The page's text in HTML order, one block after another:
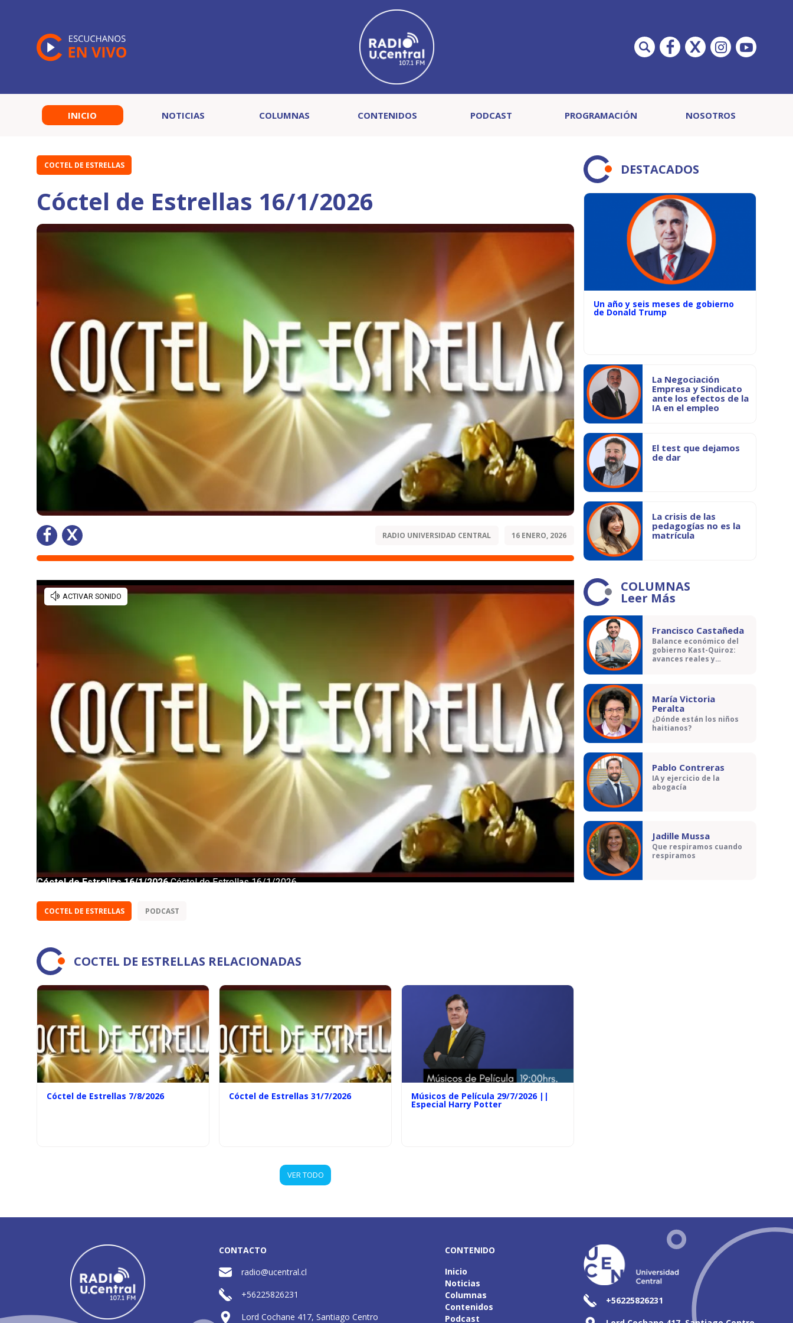
INICIO NOTICIAS COLUMNAS CONTENIDOS PODCAST PROGRAMACIÓN NOSOTROS
COCTEL DE ESTRELLAS
Cóctel de Estrellas 16/1/2026
RADIO UNIVERSIDAD CENTRAL 16 ENERO, 2026
COCTEL DE ESTRELLAS PODCAST
COCTEL DE ESTRELLAS RELACIONADAS
Cóctel de Estrellas 7/8/2026 Cóctel de Estrellas 31/7/2026 Músicos de Película 29/7/2026 ||
Especial Harry Potter
VER TODO
DESTACADOS
Un año y seis meses de gobierno
de Donald Trump
La Negociación
Empresa y Sindicato
ante los efectos de la
IA en el empleo
El test que dejamos
de dar
La crisis de las
pedagogías no es la
matrícula
COLUMNAS
Leer Más
Francisco Castañeda
Balance económico del
gobierno Kast-Quiroz:
avances reales y
María Victoria
Peralta
¿Dónde están los niños
haitianos?
Pablo Contreras
IA y ejercicio de la
abogacía
Jadille Mussa
Que respiramos cuando
respiramos
CONTACTO
radio@ucentral.cl
+56225826231
Lord Cochane 417, Santiago Centro
CONTENIDO
Inicio
Noticias
Columnas
Contenidos
Podcast
+56225826231